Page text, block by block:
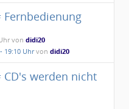
Fernbedienung
vondidi20
19:10 Uhrvondidi20
CD's werden nicht